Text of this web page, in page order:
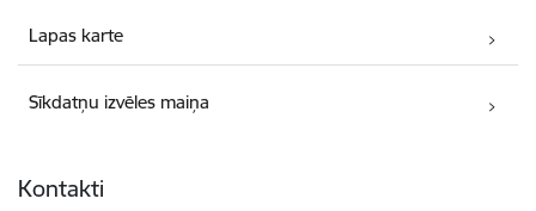
Lapas karte
Sīkdatņu izvēles maiņa
Kontakti